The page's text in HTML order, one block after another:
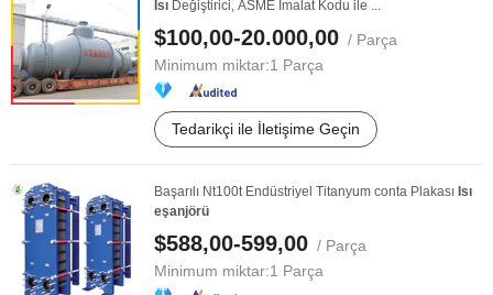
Isı Değiştirici, ASME İmalat Kodu ile ...
$100,00-20.000,00 / Parça
Minimum miktar:1 Parça
Tedarikçi ile İletişime Geçin
Başarılı Nt100t Endüstriyel Titanyum conta Plakası Isı
eşanjörü
$588,00-599,00 / Parça
Minimum miktar:1 Parça